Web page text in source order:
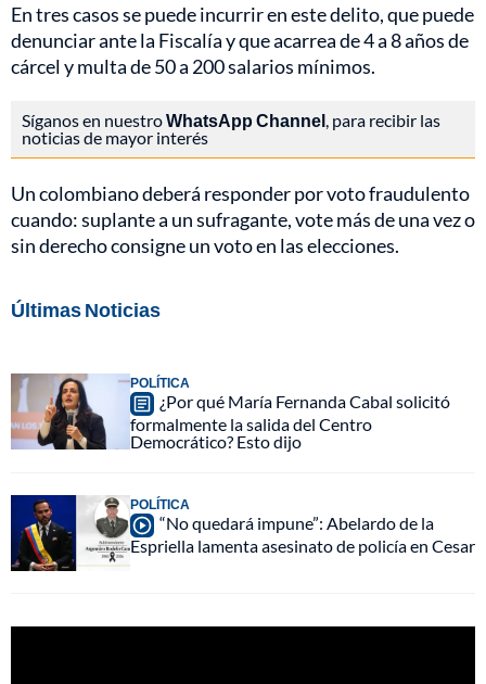
En tres casos se puede incurrir en este delito, que puede
denunciar ante la Fiscalía y que acarrea de 4 a 8 años de
cárcel y multa de 50 a 200 salarios mínimos.
Síganos en nuestroWhatsApp Channel , para recibir las
noticias de mayor interés
Un colombiano deberá responder por voto fraudulento
cuando: suplante a un sufragante, vote más de una vez o
sin derecho consigne un voto en las elecciones.
Últimas Noticias
POLÍTICA
¿Por qué María Fernanda Cabal solicitó
formalmente la salida del Centro
Democrático? Esto dijo
POLÍTICA
“No quedará impune”: Abelardo de la
Espriella lamenta asesinato de policía en Cesar